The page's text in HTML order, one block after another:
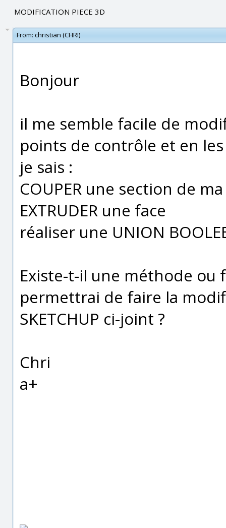
MODIFICATION PIECE 3D
From: christian (CHRI)
Bonjour
il me semble facile de
points de contrôle et en
je sais :
COUPER une section de
EXTRUDER une face
réaliser une UNION
Existe-t-il une méthode
permettrai de faire la
SKETCHUP ci-joint ?
Chri
a+